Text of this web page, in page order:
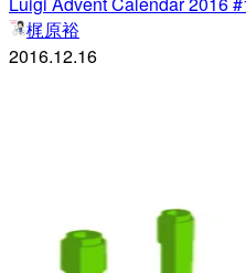
梶原裕
2016.12.16